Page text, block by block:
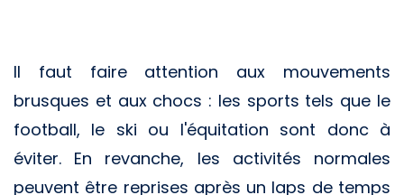
Il faut faire attention aux mouvements
brusques et aux chocs : les sports tels que le
football, le ski ou l'équitation sont donc à
éviter. En revanche, les activités normales
peuvent être reprises après un laps de temps